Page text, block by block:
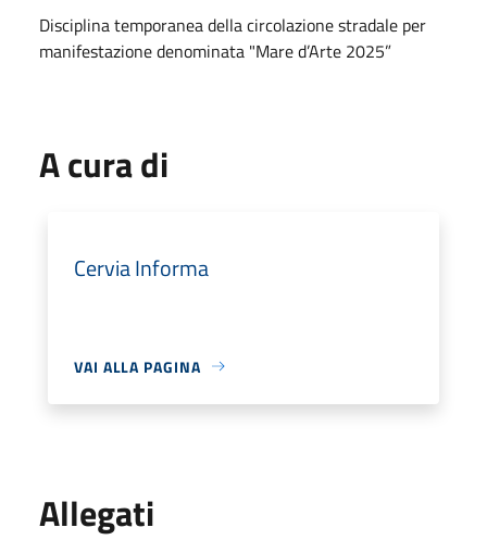
Disciplina temporanea della circolazione stradale per
manifestazione denominata "Mare d’Arte 2025”
A cura di
Cervia Informa
VAI ALLA PAGINA
Allegati